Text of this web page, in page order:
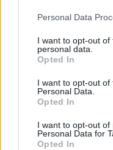
Personal Data
I want to opt-out
personal data.
Opted In
I want to opt-out of
Personal Data.
Opted In
I want to opt-out of
Personal Data for
Opted In
ALTRE NOTIZIE